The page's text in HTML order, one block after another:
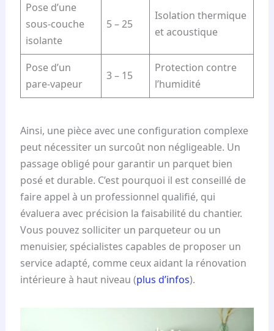
Pose d’une
sous-couche
isolante
5 – 25
Isolation thermique
et acoustique
Pose d’un
pare-vapeur
3 – 15
Protection contre
l’humidité
Ainsi, une pièce avec une configuration complexe
peut nécessiter un surcoût non négligeable. Un
passage obligé pour garantir un parquet bien
posé et durable. C’est pourquoi il est conseillé de
faire appel à un professionnel qualifié, qui
évaluera avec précision la faisabilité du chantier.
Vous pouvez solliciter un parqueteur ou un
menuisier, spécialistes capables de proposer un
service adapté, comme ceux aidant la rénovation
intérieure à haut niveau (plus d’infos).